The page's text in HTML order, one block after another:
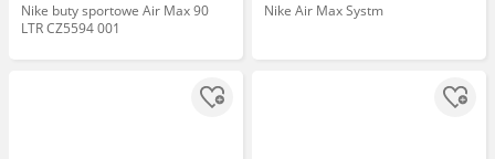
Nike buty sportowe Air Max 90
LTR CZ5594 001
Nike Air Max Systm